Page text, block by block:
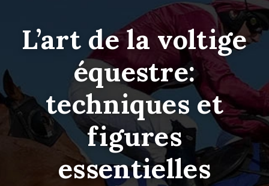
L’art de la voltige
équestre:
techniques et
figures
essentielles